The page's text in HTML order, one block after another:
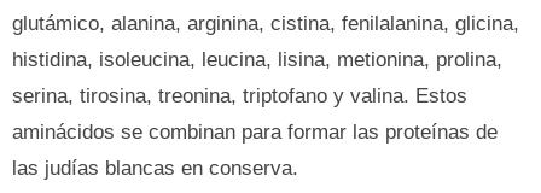
glutámico, alanina, arginina, cistina, fenilalanina, glicina,
histidina, isoleucina, leucina, lisina, metionina, prolina,
serina, tirosina, treonina, triptofano y valina. Estos
aminácidos se combinan para formar las proteínas de
las judías blancas en conserva.